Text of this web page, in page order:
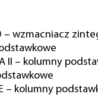
– wzmacniacz
II – kolumny
– kolumny